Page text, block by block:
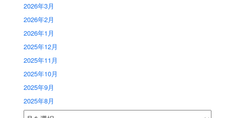
2026年3月
2026年2月
2026年1月
2025年12月
2025年11月
2025年10月
2025年9月
2025年8月